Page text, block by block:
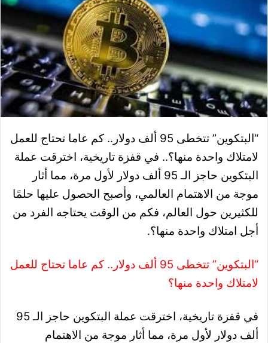
“البتكوين” تتخطى 95 ألف دولار.. كم عاما تحتاج للعمل
لامتلاك واحدة منها؟.. في قفزة تاريخية، اخترقت عملة
البتكوين حاجز الـ 95 ألف دولار لأول مرة، مما أثار
موجة من الاهتمام العالمي، وأصبح الحصول عليها حلمًا
للكثيرين حول العالم، فكم من الوقت يحتاجه الفرد من
أجل امتلاك واحدة منها؟.
“البتكوين” تتخطى 95 ألف دولار.. كم عاما تحتاج للعمل
لامتلاك واحدة منها؟
في قفزة تاريخية، اخترقت عملة البتكوين حاجز الـ 95
ألف دولار لأول مرة، مما أثار موجة من الاهتمام